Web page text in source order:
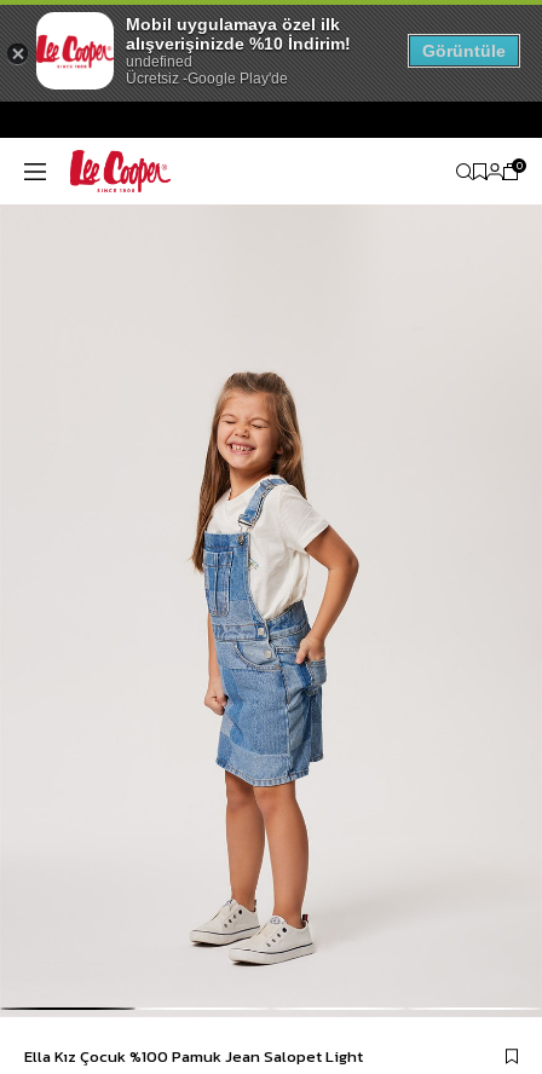
0
Ella Kız Çocuk %100 Pamuk Jean Salopet Light
Mobil uygulamaya özel ilk
alışverişinizde %10 İndirim!
undefined
Ücretsiz -Google Play'de
Görüntüle